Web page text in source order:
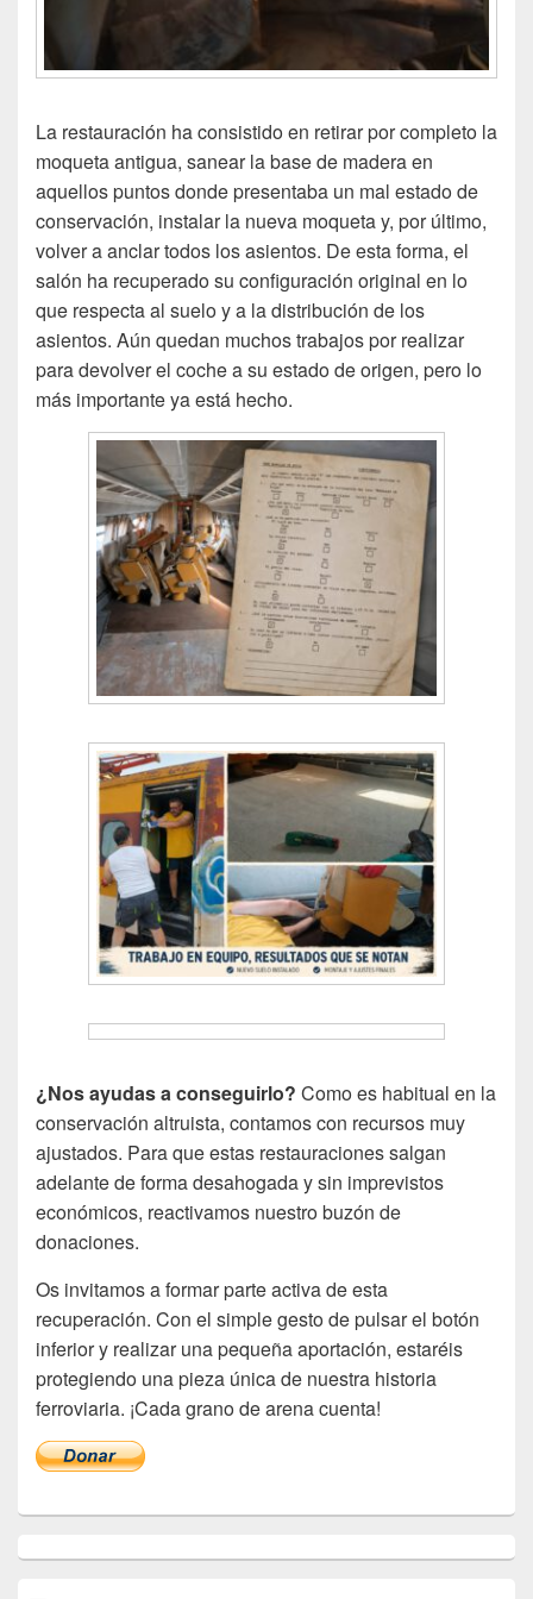
La restauración ha consistido en retirar por completo la
moqueta antigua, sanear la base de madera en
aquellos puntos donde presentaba un mal estado de
conservación, instalar la nueva moqueta y, por último,
volver a anclar todos los asientos. De esta forma, el
salón ha recuperado su configuración original en lo
que respecta al suelo y a la distribución de los
asientos. Aún quedan muchos trabajos por realizar
para devolver el coche a su estado de origen, pero lo
más importante ya está hecho.
¿Nos ayudas a conseguirlo? Como es habitual en la
conservación altruista, contamos con recursos muy
ajustados. Para que estas restauraciones salgan
adelante de forma desahogada y sin imprevistos
económicos, reactivamos nuestro buzón de
donaciones.
Os invitamos a formar parte activa de esta
recuperación. Con el simple gesto de pulsar el botón
inferior y realizar una pequeña aportación, estaréis
protegiendo una pieza única de nuestra historia
ferroviaria. ¡Cada grano de arena cuenta!
área